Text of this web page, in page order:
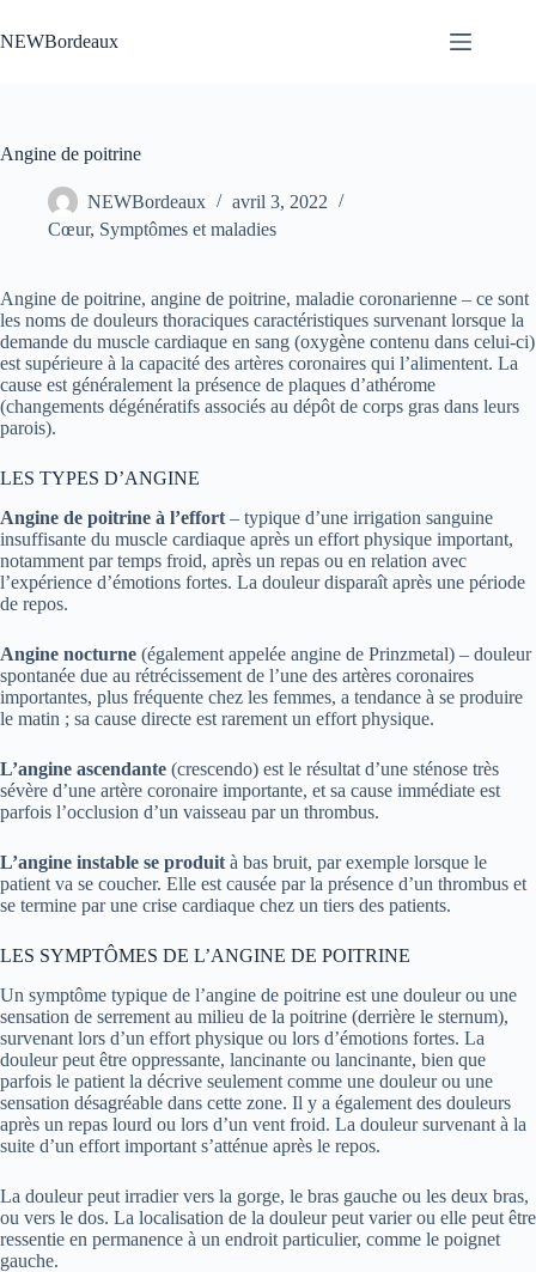
au
contenu
NEWBordeaux
Angine de poitrine
NEWBordeaux
avril 3, 2022
Cœur, Symptômes et maladies
Angine de poitrine, angine de poitrine, maladie coronarienne – ce sont
les noms de douleurs thoraciques caractéristiques survenant lorsque la
demande du muscle cardiaque en sang (oxygène contenu dans celui-ci)
est supérieure à la capacité des artères coronaires qui l’alimentent. La
cause est généralement la présence de plaques d’athérome
(changements dégénératifs associés au dépôt de corps gras dans leurs
parois).
LES TYPES D’ANGINE
Angine de poitrine à l’effort – typique d’une irrigation sanguine
insuffisante du muscle cardiaque après un effort physique important,
notamment par temps froid, après un repas ou en relation avec
l’expérience d’émotions fortes. La douleur disparaît après une période
de repos.
Angine nocturne (également appelée angine de Prinzmetal) – douleur
spontanée due au rétrécissement de l’une des artères coronaires
importantes, plus fréquente chez les femmes, a tendance à se produire
le matin ; sa cause directe est rarement un effort physique.
L’angine ascendante (crescendo) est le résultat d’une sténose très
sévère d’une artère coronaire importante, et sa cause immédiate est
parfois l’occlusion d’un vaisseau par un thrombus.
L’angine instable se produit à bas bruit, par exemple lorsque le
patient va se coucher. Elle est causée par la présence d’un thrombus et
se termine par une crise cardiaque chez un tiers des patients.
LES SYMPTÔMES DE L’ANGINE DE POITRINE
Un symptôme typique de l’angine de poitrine est une douleur ou une
sensation de serrement au milieu de la poitrine (derrière le sternum),
survenant lors d’un effort physique ou lors d’émotions fortes. La
douleur peut être oppressante, lancinante ou lancinante, bien que
parfois le patient la décrive seulement comme une douleur ou une
sensation désagréable dans cette zone. Il y a également des douleurs
après un repas lourd ou lors d’un vent froid. La douleur survenant à la
suite d’un effort important s’atténue après le repos.
La douleur peut irradier vers la gorge, le bras gauche ou les deux bras,
ou vers le dos. La localisation de la douleur peut varier ou elle peut être
ressentie en permanence à un endroit particulier, comme le poignet
gauche.